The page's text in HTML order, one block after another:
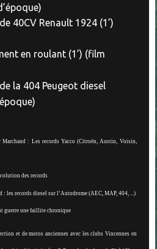
40CV Renault 1924 (1’)
en roulant (1’) (film
la 404 Peugeot diesel
: Les records Yacco (Citroën, Austin, Voisin,
des records
: les records diesel sur l’Autodrome (AEC, MAP, 404, ...)
guerre une faillite chronique
et de motos anciennes avec les clubs Vincennes en